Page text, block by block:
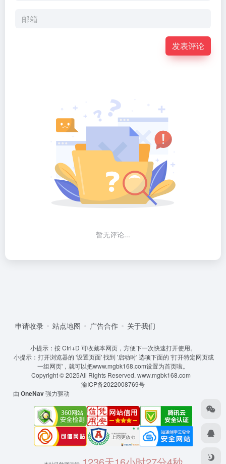
发表评论
暂无评论...
申请收录 站点地图 广告合作 关于我们
小提示：按 Ctrl+D 可收藏本网页，方便下一次快速打开使用。
小提示：打开浏览器的 '设置页面' 找到 '启动时' 选项下面的 '打开特定网页或
一组网页'，就可以把www.mgbk168.com设置为首页啦。
Copyright © 2025All Rights Reserved. www.mgbk168.com
渝ICP备2022008769号
由 OneNav强力驱动